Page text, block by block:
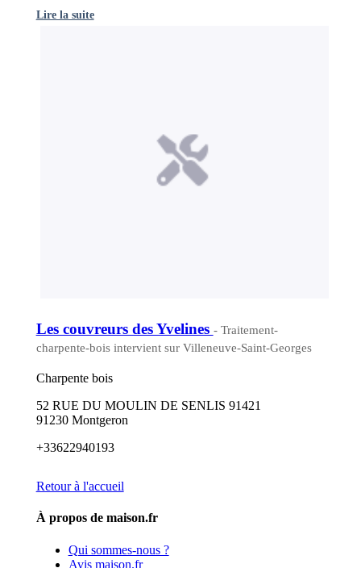
Lire la suite
Les couvreurs des Yvelines - Traitement-
charpente-bois intervient sur Villeneuve-Saint-Georges
Charpente bois
52 RUE DU MOULIN DE SENLIS 91421
91230 Montgeron
+33622940193
Retour à l'accueil
À propos de maison.fr
Qui sommes-nous ?
Avis maison.fr